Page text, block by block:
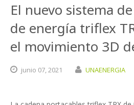
El nuevo sistema
de energía triflex
el movimiento 3D
junio 07,2021 UNAENERGIA